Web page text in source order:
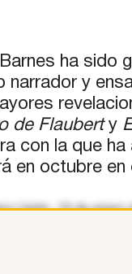
ha sido
narrador y
de Flauberty
con la que
en octubre
Unido, 19 de